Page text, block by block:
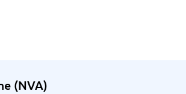
(NVA)